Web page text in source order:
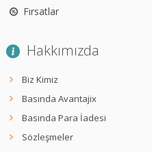
Fırsatlar
Hakkımızda
Biz Kimiz
Basında Avantajix
Basında Para İadesi
Sözleşmeler